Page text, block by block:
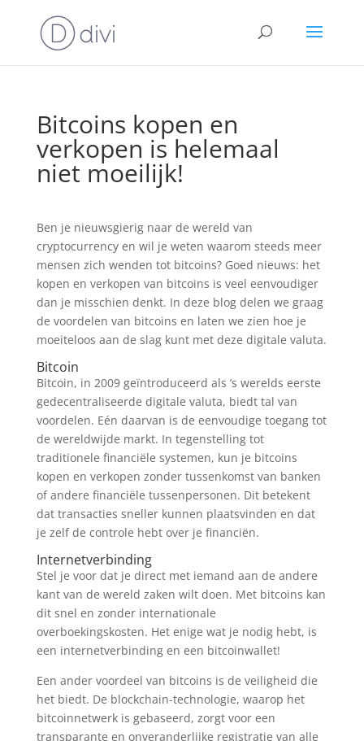
Bitcoins kopen en
verkopen is helemaal
niet moeilijk!
Ben je nieuwsgierig naar de wereld van
cryptocurrency en wil je weten waarom steeds meer
mensen zich wenden tot bitcoins? Goed nieuws: het
kopen en verkopen van bitcoins is veel eenvoudiger
dan je misschien denkt. In deze blog delen we graag
de voordelen van bitcoins en laten we zien hoe je
moeiteloos aan de slag kunt met deze digitale valuta.
Bitcoin
Bitcoin, in 2009 geïntroduceerd als ’s werelds eerste
gedecentraliseerde digitale valuta, biedt tal van
voordelen. Eén daarvan is de eenvoudige toegang tot
de wereldwijde markt. In tegenstelling tot
traditionele financiële systemen, kun je bitcoins
kopen en verkopen zonder tussenkomst van banken
of andere financiële tussenpersonen. Dit betekent
dat transacties sneller kunnen plaatsvinden en dat
je zelf de controle hebt over je financiën.
Internetverbinding
Stel je voor dat je direct met iemand aan de andere
kant van de wereld zaken wilt doen. Met bitcoins kan
dit snel en zonder internationale
overboekingskosten. Het enige wat je nodig hebt, is
een internetverbinding en een bitcoinwallet!
Een ander voordeel van bitcoins is de veiligheid die
het biedt. De blockchain-technologie, waarop het
bitcoinnetwerk is gebaseerd, zorgt voor een
transparante en onveranderlijke registratie van alle